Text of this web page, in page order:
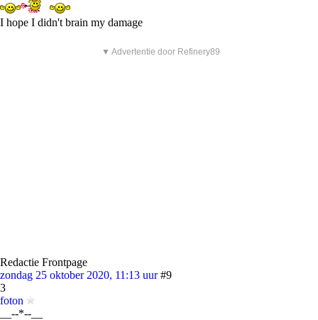
I hope I didn't brain my damage
▼ Advertentie door Refinery89
Redactie Frontpage
zondag 25 oktober 2020, 11:13 uur #9
3
foton
__--*--__